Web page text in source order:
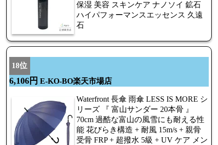
保湿 美容 スキンケア ナノソイ 鉱石
ハイパフォーマンスエッセンス 久遠
石
18位
6,106円 E-KO-BO楽天市場店
Waterfront 長傘 雨傘 LESS IS MORE シ
リーズ 『 富山サンダー 20本骨 』
70cm 過酷な富山の風雪にも耐える性
能 花びらき構造 + 耐風 15m/s + 親骨
受骨 FRP + 超撥水 5級 + UV ケア メン